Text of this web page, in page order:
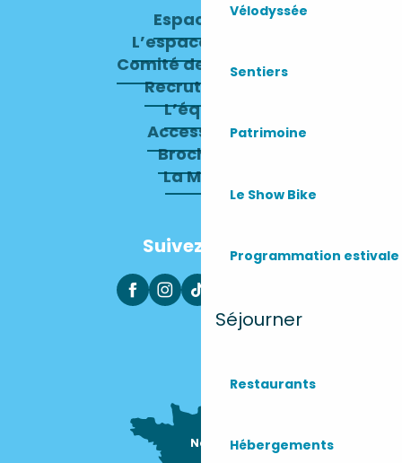
Vélodyssée
Sentiers
Patrimoine
Le Show Bike
Programmation estivale
Séjourner
Restaurants
Hébergements
Espace pro
L’espace presse
Comité de direction
Recrutement
L’équipe
Accessibilité
Brochures
La Mairie
Suivez-nous
Nous sommes